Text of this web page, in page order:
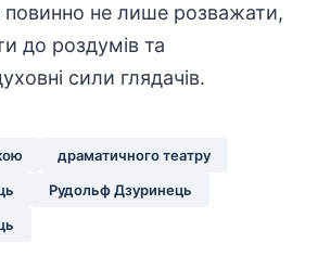
повинно не лише розважати,
до роздумів та
сили глядачів.
драматичного театру
Рудольф Дзуринець